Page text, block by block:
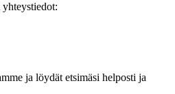
ja löydät etsimäsi helposti ja